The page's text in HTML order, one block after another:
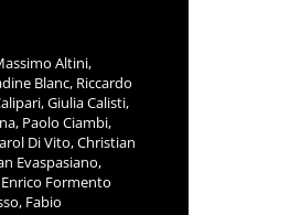
Altini,
Blanc, Riccardo
Giulia Calisti,
Paolo Ciambi,
Di Vito, Christian
Evaspasiano,
Formento
Fabio